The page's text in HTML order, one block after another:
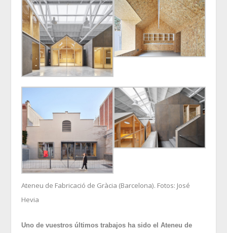
Ateneu de Fabricació de Gràcia (Barcelona). Fotos: José
Hevia
Uno de vuestros últimos trabajos ha sido el Ateneu de